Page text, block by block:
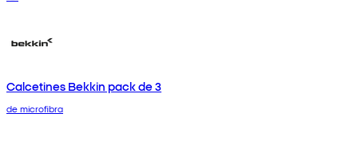
Calcetines Bekkin pack de 3
de microfibra